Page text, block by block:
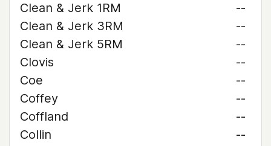
Clean & Jerk 1RM
--
Clean & Jerk 3RM
--
Clean & Jerk 5RM
--
Clovis
--
Coe
--
Coffey
--
Coffland
--
Collin
--